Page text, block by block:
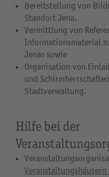
Bereitstellung von
Standort Jena.
Vermittlung von
Informationsmaterial
Jenas sowie
Organisation von
und
Stadtverwaltung.
Hilfe bei der